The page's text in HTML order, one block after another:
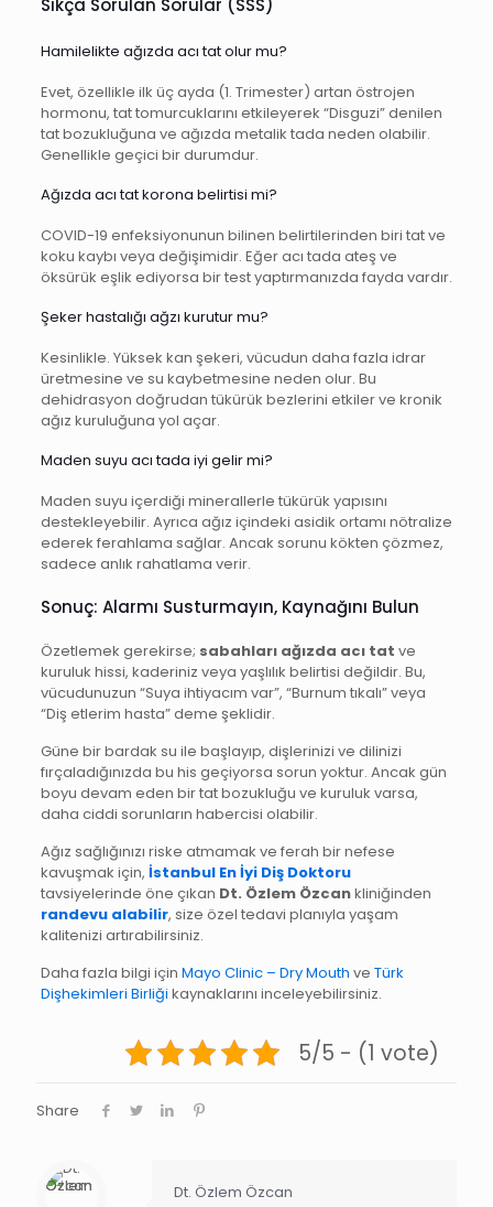
Sıkça Sorulan Sorular (SSS)
Hamilelikte ağızda acı tat olur mu?
Evet, özellikle ilk üç ayda (1. Trimester) artan östrojen
hormonu, tat tomurcuklarını etkileyerek “Disguzi” denilen
tat bozukluğuna ve ağızda metalik tada neden olabilir.
Genellikle geçici bir durumdur.
Ağızda acı tat korona belirtisi mi?
COVID-19 enfeksiyonunun bilinen belirtilerinden biri tat ve
koku kaybı veya değişimidir. Eğer acı tada ateş ve
öksürük eşlik ediyorsa bir test yaptırmanızda fayda vardır.
Şeker hastalığı ağzı kurutur mu?
Kesinlikle. Yüksek kan şekeri, vücudun daha fazla idrar
üretmesine ve su kaybetmesine neden olur. Bu
dehidrasyon doğrudan tükürük bezlerini etkiler ve kronik
ağız kuruluğuna yol açar.
Maden suyu acı tada iyi gelir mi?
Maden suyu içerdiği minerallerle tükürük yapısını
destekleyebilir. Ayrıca ağız içindeki asidik ortamı nötralize
ederek ferahlama sağlar. Ancak sorunu kökten çözmez,
sadece anlık rahatlama verir.
Sonuç: Alarmı Susturmayın, Kaynağını Bulun
Özetlemek gerekirse; sabahları ağızda acı tat ve
kuruluk hissi, kaderiniz veya yaşlılık belirtisi değildir. Bu,
vücudunuzun “Suya ihtiyacım var”, “Burnum tıkalı” veya
“Diş etlerim hasta” deme şeklidir.
Güne bir bardak su ile başlayıp, dişlerinizi ve dilinizi
fırçaladığınızda bu his geçiyorsa sorun yoktur. Ancak gün
boyu devam eden bir tat bozukluğu ve kuruluk varsa,
daha ciddi sorunların habercisi olabilir.
Ağız sağlığınızı riske atmamak ve ferah bir nefese
kavuşmak için, İstanbul En İyi Diş Doktoru
tavsiyelerinde öne çıkan Dt. Özlem Özcankliniğinden
randevu alabilir, size özel tedavi planıyla yaşam
kalitenizi artırabilirsiniz.
Daha fazla bilgi için Mayo Clinic – Dry Mouth ve Türk
Dişhekimleri Birliği kaynaklarını inceleyebilirsiniz.
5/5 - (1 vote)
Share
Dt. Özlem Özcan